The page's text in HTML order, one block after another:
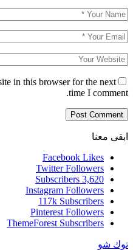
in this browser for the next
time I comment.
ابقى معنا
Facebook Likes
Twitter Followers
3,620
Subscribers
Instagram Followers
117k Subscribers
Pinterest Followers
ThemeForest Subscribers
توك شو